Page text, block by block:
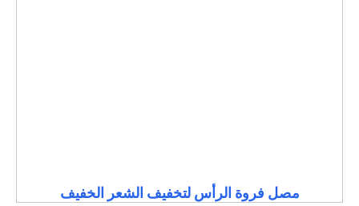
مصل فروة الرأس لتخفيف الشعر الخفيف